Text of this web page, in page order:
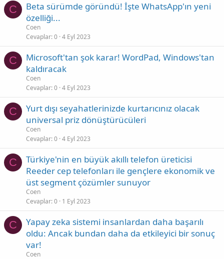
C
Beta sürümde göründü! İşte WhatsApp'ın yeni
özelliği...
Coen
Cevaplar 0 4 Eyl 2023
C
Microsoft'tan şok karar! WordPad, Windows'tan
kaldıracak
Coen
Cevaplar 0 4 Eyl 2023
C
Yurt dışı seyahatlerinizde kurtarıcınız olacak
universal priz dönüştürücüleri
Coen
Cevaplar 0 4 Eyl 2023
C
Türkiye'nin en büyük akıllı telefon üreticisi
Reeder cep telefonları ile gençlere ekonomik ve
üst segment çözümler sunuyor
Coen
Cevaplar 0 1 Eyl 2023
C
Yapay zeka sistemi insanlardan daha başarılı
oldu: Ancak bundan daha da etkileyici bir sonuç
var!
Coen